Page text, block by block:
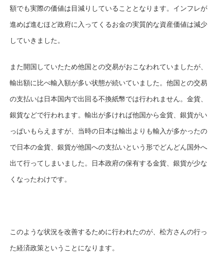
額でも実際の価値は目減りしていることとなります。インフレが
進めば進むほど政府に入ってくるお金の実質的な資産価値は減少
していきました。
また開国していたため他国との交易がおこなわれていましたが、
輸出額に比べ輸入額が多い状態が続いていました。他国との交易
の支払いは日本国内で出回る不換紙幣では行われません。金貨、
銀貨などで行われます。輸出が多ければ他国から金貨、銀貨がい
っぱいもらえますが、当時の日本は輸出よりも輸入が多かったの
で日本の金貨、銀貨が他国への支払いという形でどんどん国外へ
出て行ってしまいました。日本政府の保有する金貨、銀貨が少な
くなったわけです。
このような状況を改善するために行われたのが、松方さんの行っ
た経済政策ということになります。